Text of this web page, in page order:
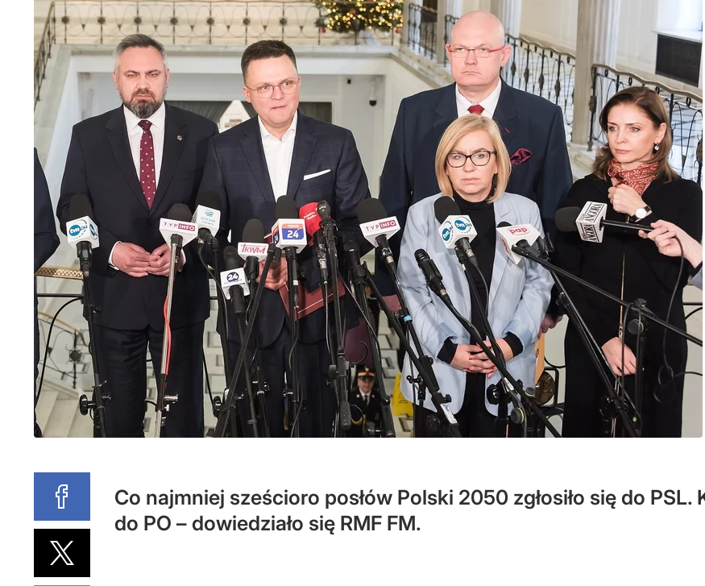
Co najmniej sześcioro posłów Polski 2050 zgłosiło się do
do PO – dowiedziało się RMF FM.